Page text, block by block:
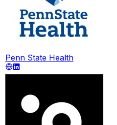
Penn State Health